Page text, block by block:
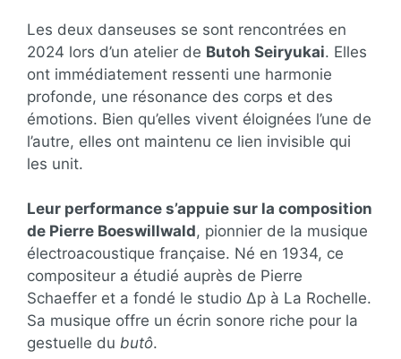
Les deux danseuses se sont rencontrées en
2024 lors d’un atelier de Butoh Seiryukai. Elles
ont immédiatement ressenti une harmonie
profonde, une résonance des corps et des
émotions. Bien qu’elles vivent éloignées l’une de
l’autre, elles ont maintenu ce lien invisible qui
les unit.
Leur performance s’appuie sur la composition
de Pierre Boeswillwald, pionnier de la musique
électroacoustique française. Né en 1934, ce
compositeur a étudié auprès de Pierre
Schaeffer et a fondé le studio ∆p à La Rochelle.
Sa musique offre un écrin sonore riche pour la
gestuelle du butô.